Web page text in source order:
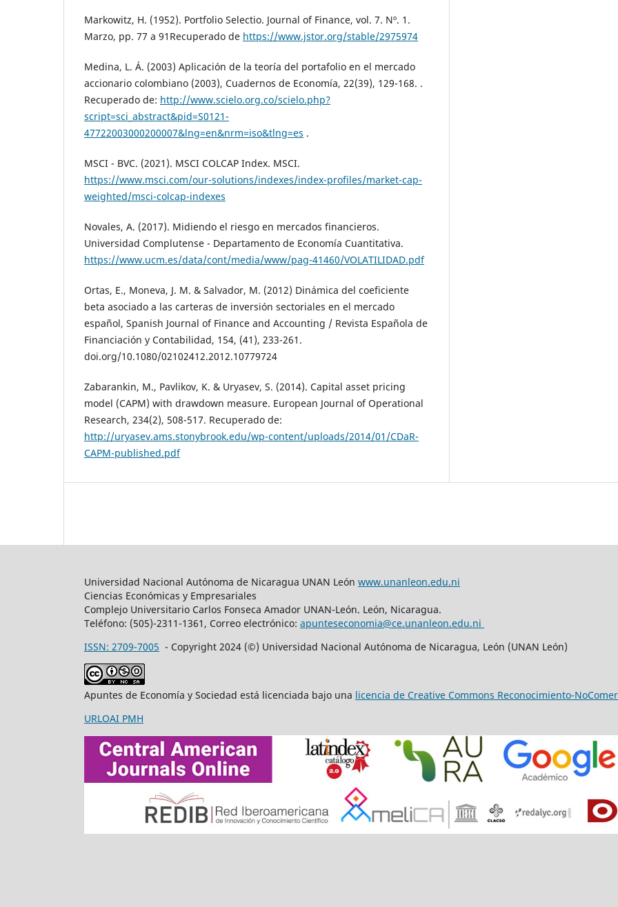
Markowitz, H. (1952). Portfolio Selectio. Journal of Finance, vol. 7. Nº. 1.
Marzo, pp. 77 a 91Recuperado de https://www.jstor.org/stable/2975974
Medina, L. Á. (2003) Aplicación de la teoría del portafolio en el mercado
accionario colombiano (2003), Cuadernos de Economía, 22(39), 129-168. .
Recuperado de: http://www.scielo.org.co/scielo.php?
script=sci_abstract&pid=S0121-
47722003000200007&lng=en&nrm=iso&tlng=es .
MSCI - BVC. (2021). MSCI COLCAP Index. MSCI.
https://www.msci.com/our-solutions/indexes/index-profiles/market-cap-
weighted/msci-colcap-indexes
Novales, A. (2017). Midiendo el riesgo en mercados financieros.
Universidad Complutense - Departamento de Economía Cuantitativa.
https://www.ucm.es/data/cont/media/www/pag-41460/VOLATILIDAD.pdf
Ortas, E., Moneva, J. M. & Salvador, M. (2012) Dinámica del coeficiente
beta asociado a las carteras de inversión sectoriales en el mercado
español, Spanish Journal of Finance and Accounting / Revista Española de
Financiación y Contabilidad, 154, (41), 233-261.
doi.org/10.1080/02102412.2012.10779724
Zabarankin, M., Pavlikov, K. & Uryasev, S. (2014). Capital asset pricing
model (CAPM) with drawdown measure. European Journal of Operational
Research, 234(2), 508-517. Recuperado de:
http://uryasev.ams.stonybrook.edu/wp-content/uploads/2014/01/CDaR-
CAPM-published.pdf
Universidad Nacional Autónoma de Nicaragua UNAN León www.unanleon.edu.ni
Ciencias Económicas y Empresariales
Complejo Universitario Carlos Fonseca Amador UNAN-León. León, Nicaragua.
Teléfono: (505)-2311-1361, Correo electrónico: apunteseconomia@ce.unanleon.edu.ni
ISSN: 2709-7005 - Copyright 2024 (©) Universidad Nacional Autónoma de Nicaragua, León (UNAN León)
Apuntes de Economía y Sociedad está licenciada bajo una licencia de Creative Commons Reconocimiento-
URLOAI PMH